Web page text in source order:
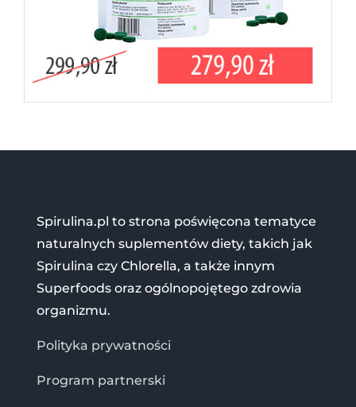
Spirulina.pl to strona poświęcona tematyce
naturalnych suplementów diety, takich jak
Spirulina czy Chlorella, a także innym
Superfoods oraz ogólnopojętego zdrowia
organizmu.
Polityka prywatności
Program partnerski